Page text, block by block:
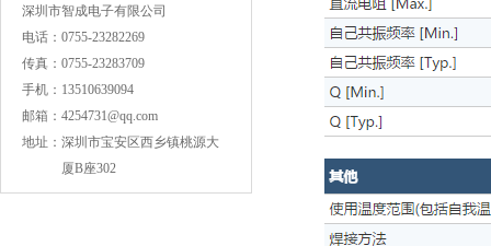
村田电感LQW15AN47NG80D
深圳市智成电子有限公司
电话： 0755-23282269
传真： 0755-23283709
手机： 13510639094
邮箱： 4254731@qq.com
地址： 深圳市宝安区西乡镇桃源大
厦B座302